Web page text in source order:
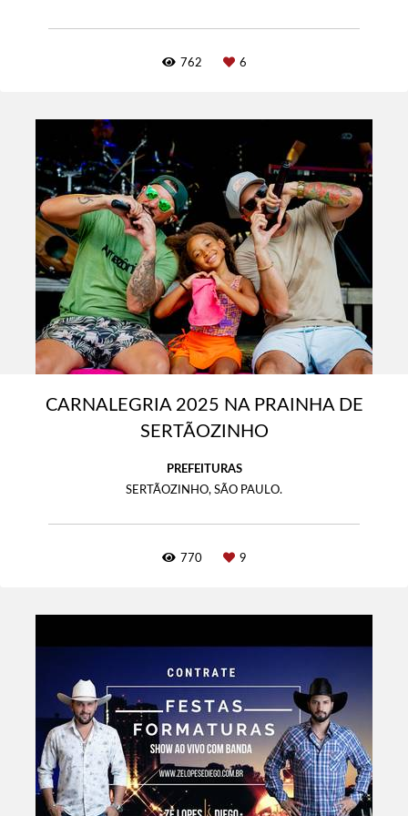
762 6
CARNALEGRIA 2025 NA PRAINHA DE
SERTÃOZINHO
PREFEITURAS
SERTÃOZINHO, SÃO PAULO.
770 9